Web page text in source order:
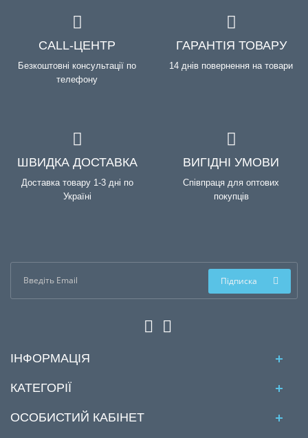
CALL-ЦЕНТР
Безкоштовні консультації по
телефону
ГАРАНТІЯ ТОВАРУ
14 днів повернення на товари
ШВИДКА ДОСТАВКА
Доставка товару 1-3 дні по
Україні
ВИГІДНІ УМОВИ
Співпраця для оптових
покупців
Підписка
ІНФОРМАЦІЯ
КАТЕГОРІЇ
ОСОБИСТИЙ КАБІНЕТ